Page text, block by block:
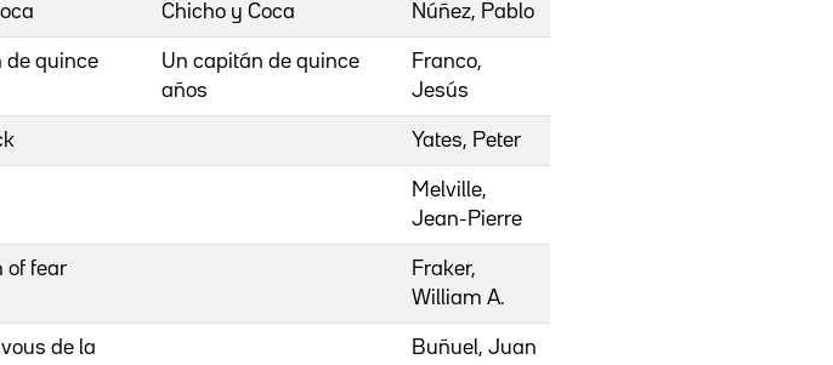
Chicho y Coca Núñez, Pablo
de quince
Un capitán de quince
años
Franco,
Jesús
Yates, Peter
Melville,
Jean-Pierre
of fear
Fraker,
William A.
de la
Buñuel, Juan